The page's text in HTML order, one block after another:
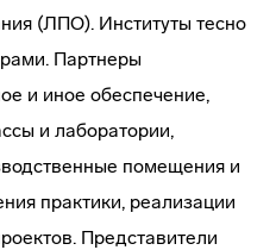
(ЛПО). Институты тесно
Партнеры
и иное обеспечение,
и лаборатории,
помещения и
практики, реализации
Представители